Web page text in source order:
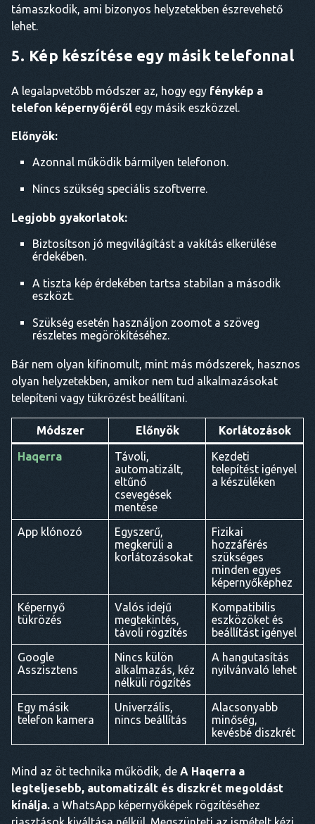
támaszkodik, ami bizonyos helyzetekben észrevehető
lehet.
5. Kép készítése egy másik telefonnal
A legalapvetőbb módszer az, hogy egy fénykép a
telefon képernyőjéről egy másik eszközzel.
Előnyök:
Azonnal működik bármilyen telefonon.
Nincs szükség speciális szoftverre.
Legjobb gyakorlatok:
Biztosítson jó megvilágítást a vakítás elkerülése
érdekében.
A tiszta kép érdekében tartsa stabilan a második
eszközt.
Szükség esetén használjon zoomot a szöveg
részletes megörökítéséhez.
Bár nem olyan kifinomult, mint más módszerek, hasznos
olyan helyzetekben, amikor nem tud alkalmazásokat
telepíteni vagy tükrözést beállítani.
Módszer Előnyök Korlátozások
Haqerra
Távoli,
automatizált,
eltűnő
csevegések
mentése
Kezdeti
telepítést igényel
a készüléken
App klónozó
Egyszerű,
megkerüli a
korlátozásokat
Fizikai
hozzáférés
szükséges
minden egyes
képernyőképhez
Képernyő
tükrözés
Valós idejű
megtekintés,
távoli rögzítés
Kompatibilis
eszközöket és
beállítást igényel
Google
Asszisztens
Nincs külön
alkalmazás, kéz
nélküli rögzítés
A hangutasítás
nyilvánvaló lehet
Egy másik
telefon kamera
Univerzális,
nincs beállítás
Alacsonyabb
minőség,
kevésbé diszkrét
Mind az öt technika működik, de A Haqerra a
legteljesebb, automatizált és diszkrét megoldást
kínálja. a WhatsApp képernyőképek rögzítéséhez